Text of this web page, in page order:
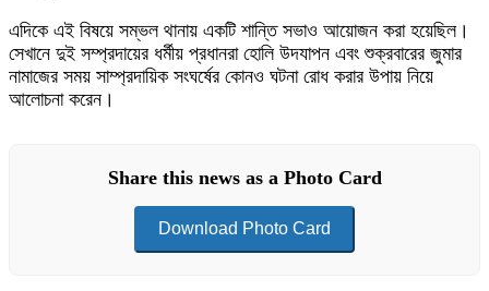
এদিকে এই বিষয়ে সম্ভল থানায় একটি শান্তি সভাও আয়োজন করা হয়েছিল।
সেখানে দুই সম্প্রদায়ের ধর্মীয় প্রধানরা হোলি উদযাপন এবং শুক্রবারের জুমার
নামাজের সময় সাম্প্রদায়িক সংঘর্ষের কোনও ঘটনা রোধ করার উপায় নিয়ে
আলোচনা করেন।
Share this news as a Photo Card
Download Photo Card